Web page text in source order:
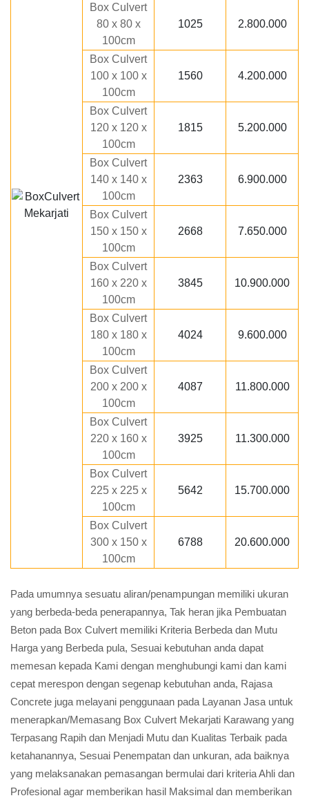
Box Culvert
80 x 80 x
100cm
1025 2.800.000
Box Culvert
100 x 100 x
100cm
1560 4.200.000
Box Culvert
120 x 120 x
100cm
1815 5.200.000
Box Culvert
140 x 140 x
100cm
2363 6.900.000
Box Culvert
150 x 150 x
100cm
2668 7.650.000
Box Culvert
160 x 220 x
100cm
3845 10.900.000
Box Culvert
180 x 180 x
100cm
4024 9.600.000
Box Culvert
200 x 200 x
100cm
4087 11.800.000
Box Culvert
220 x 160 x
100cm
3925 11.300.000
Box Culvert
225 x 225 x
100cm
5642 15.700.000
Box Culvert
300 x 150 x
100cm
6788 20.600.000
Pada umumnya sesuatu aliran/penampungan memiliki ukuran
yang berbeda-beda penerapannya, Tak heran jika Pembuatan
Beton pada Box Culvert memiliki Kriteria Berbeda dan Mutu
Harga yang Berbeda pula, Sesuai kebutuhan anda dapat
memesan kepada Kami dengan menghubungi kami dan kami
cepat merespon dengan segenap kebutuhan anda, Rajasa
Concrete juga melayani penggunaan pada Layanan Jasa untuk
menerapkan/Memasang Box Culvert Mekarjati Karawang yang
Terpasang Rapih dan Menjadi Mutu dan Kualitas Terbaik pada
ketahanannya, Sesuai Penempatan dan unkuran, ada baiknya
yang melaksanakan pemasangan bermulai dari kriteria Ahli dan
Profesional agar memberikan hasil Maksimal dan memberikan